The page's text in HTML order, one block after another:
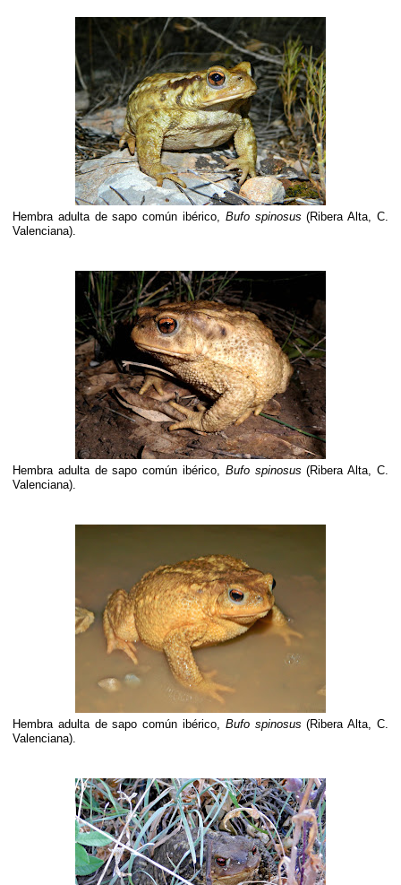
Hembra adulta de sapo común ibérico, Bufo spinosus (Ribera Alta, C.
Valenciana).
Hembra adulta de sapo común ibérico, Bufo spinosus (Ribera Alta, C.
Valenciana).
Hembra adulta de sapo común ibérico, Bufo spinosus (Ribera Alta, C.
Valenciana).